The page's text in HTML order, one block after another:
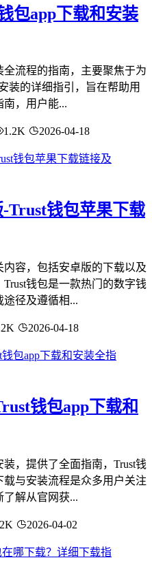
包app下载和安装
全流程的指南，主要聚焦于为
装的详细指引，旨在帮助用
，用户能...
1.2K 2026-04-18
Trust钱包苹果下载
内容，包括安卓版的下载以及
钱包是一款热门的数字钱
径及遵循相...
2026-04-18
钱包app下载和
，提供了全面指南，Trust钱
与安装流程是众多用户关注
解从官网获...
2026-04-02